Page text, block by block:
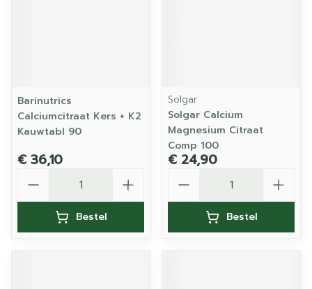
Barinutrics
Calciumcitraat Kers + K2
Kauwtabl 90
€ 36,10
Bestel
Solgar
Solgar Calcium
Magnesium Citraat
Comp 100
€ 24,90
Bestel